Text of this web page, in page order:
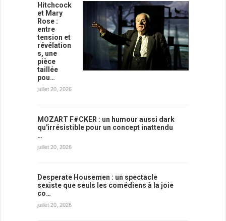
Hitchcock
et Mary
Rose :
entre
tension et
révélation
s, une
pièce
taillée
pou…
juillet 20, 2026
MOZART F#CKER : un humour aussi dark
qu'irrésistible pour un concept inattendu
…
juillet 20, 2026
Desperate Housemen : un spectacle
sexiste que seuls les comédiens à la joie
co…
juillet 20, 2026